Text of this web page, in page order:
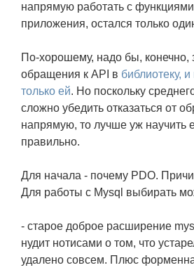
напрямую работать с
приложения, остался только
По-хорошему, надо бы, конечно,
обращения к API в библиотеку,
только ей. Но поскольку
сложно убедить отказаться от
напрямую, то лучше уж научить
правильно.
Для начала - почему PDO.
Для работы с Mysql выбирать
- старое доброе расширение
нудит нотисами о том, что
удалено совсем. Плюс